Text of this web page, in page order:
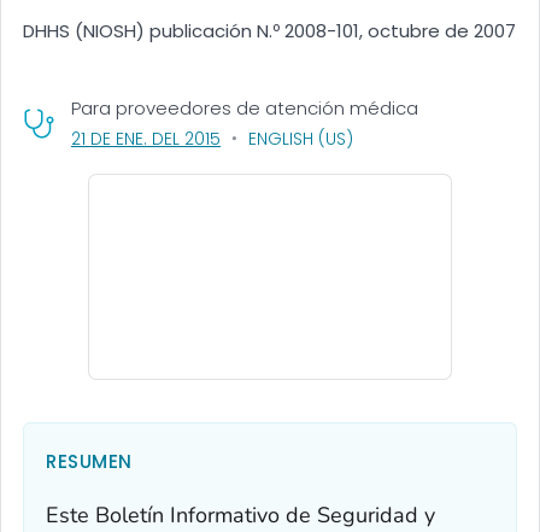
DHHS (NIOSH) publicación N.º 2008-101, octubre de 2007
Para proveedores de atención médica
21 DE ENE. DEL 2015 , VISIT LINK FOR DETAILS.
ENGLISH (US)
RESUMEN
Este Boletín Informativo de Seguridad y